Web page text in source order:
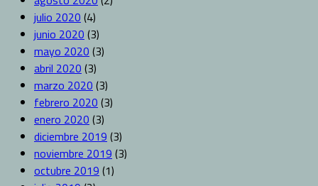
julio 2020 (4)
junio 2020 (3)
mayo 2020 (3)
abril 2020 (3)
marzo 2020 (3)
febrero 2020 (3)
enero 2020 (3)
diciembre 2019 (3)
noviembre 2019 (3)
octubre 2019 (1)